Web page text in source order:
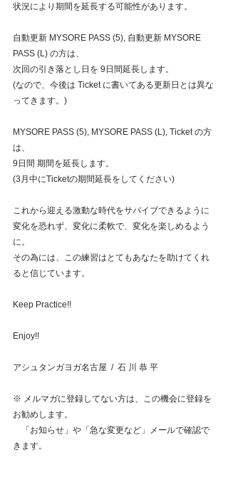
状況により期間を延長する可能性があります。
自動更新 MYSORE PASS (5), 自動更新 MYSORE
PASS (L) の方は、
次回の引き落とし日を 9日間延長します。
(なので、今後は Ticket に書いてある更新日とは異な
ってきます。)
MYSORE PASS (5), MYSORE PASS (L), Ticket の方
は、
9日間 期間を延長します。
(3月中にTicketの期間延長をしてください)
これから迎える激動な時代をサバイブできるように
変化を恐れず、変化に柔軟で、変化を楽しめるよう
に。
その為には、この練習はとてもあなたを助けてくれ
ると信じています。
Keep Practice!!
Enjoy!!
アシュタンガヨガ名古屋  /  石 川 恭 平
※ メルマガに登録してない方は、この機会に登録を
お勧めします。
「お知らせ」や「急な変更など」メールで確認で
きます。